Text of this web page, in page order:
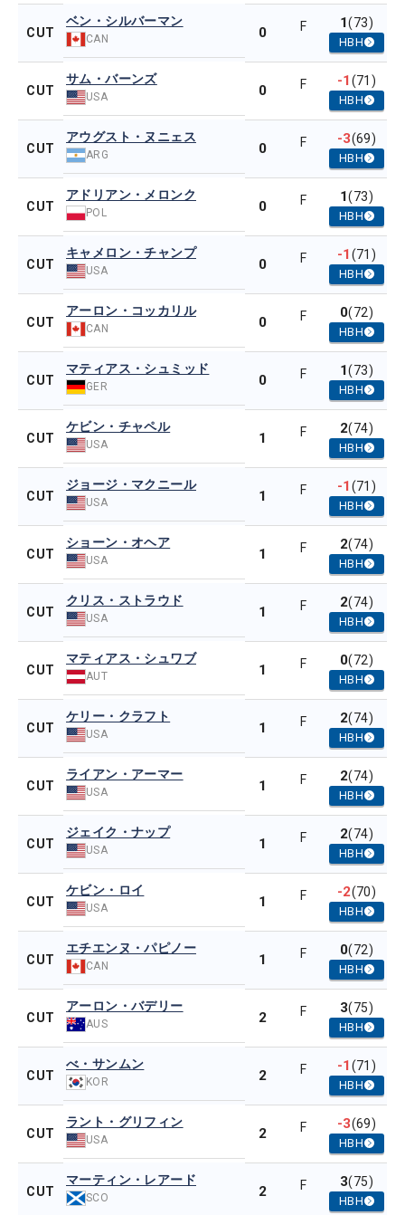
CUT
ベン・シルバーマン
CAN 0 F 1(73)
HBH
CUT
サム・バーンズ
USA 0 F -1(71)
HBH
CUT
アウグスト・ヌニェス
ARG 0 F -3(69)
HBH
CUT
アドリアン・メロンク
POL 0 F 1(73)
HBH
CUT
キャメロン・チャンプ
USA 0 F -1(71)
HBH
CUT
アーロン・コッカリル
CAN 0 F 0(72)
HBH
CUT
マティアス・シュミッド
GER 0 F 1(73)
HBH
CUT
ケビン・チャペル
USA 1 F 2(74)
HBH
CUT
ジョージ・マクニール
USA 1 F -1(71)
HBH
CUT
ショーン・オヘア
USA 1 F 2(74)
HBH
CUT
クリス・ストラウド
USA 1 F 2(74)
HBH
CUT
マティアス・シュワブ
AUT 1 F 0(72)
HBH
CUT
ケリー・クラフト
USA 1 F 2(74)
HBH
CUT
ライアン・アーマー
USA 1 F 2(74)
HBH
CUT
ジェイク・ナップ
USA 1 F 2(74)
HBH
CUT
ケビン・ロイ
USA 1 F -2(70)
HBH
CUT
エチエンヌ・パピノー
CAN 1 F 0(72)
HBH
CUT
アーロン・バデリー
AUS 2 F 3(75)
HBH
CUT
べ・サンムン
KOR 2 F -1(71)
HBH
CUT
ラント・グリフィン
USA 2 F -3(69)
HBH
CUT
マーティン・レアード
SCO 2 F 3(75)
HBH